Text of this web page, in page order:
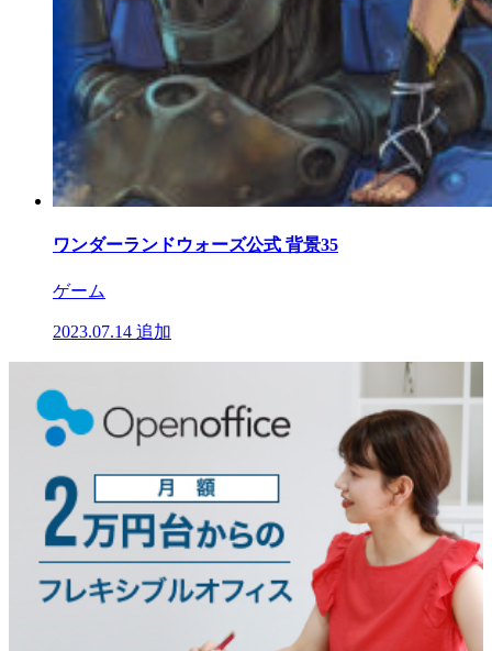
ワンダーランドウォーズ公式 背景35
ゲーム
2023.07.14 追加